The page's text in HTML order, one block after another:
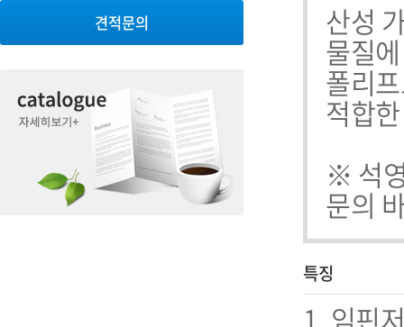
견적문의
산성
물질
폴리
적합
※ 석
문의
특징